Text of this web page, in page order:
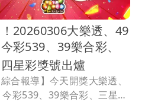
1.46億大樂透開出「3注
獎」 台中彰化3人各得
20260306大樂透、49
彩539、39樂合彩、
星彩獎號出爐
綜合報導】今天開獎大樂透、
彩539、39樂合彩、三星